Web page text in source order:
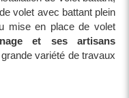
volet avec battant plein
mise en place de volet
et ses artisans
variété de travaux